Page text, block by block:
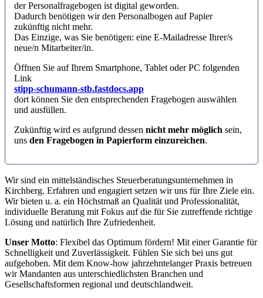
der Personalfragebogen ist digital geworden.
Dadurch benötigen wir den Personalbogen auf Papier
zukünftig nicht mehr.
Das Einzige, was Sie benötigen: eine E-Mailadresse Ihrer/s
neue/n Mitarbeiter/in.
Öffnen Sie auf Ihrem Smartphone, Tablet oder PC folgenden
Link
stipp-schumann-stb.fastdocs.app
dort können Sie den entsprechenden Fragebogen auswählen
und ausfüllen.
Zukünftig wird es aufgrund dessen nicht mehr möglich sein,
uns den Fragebogen in Papierform einzureichen.
Wir sind ein mittelständisches Steuerberatungsunternehmen in
Kirchberg. Erfahren und engagiert setzen wir uns für Ihre Ziele ein.
Wir bieten u. a. ein Höchstmaß an Qualität und Professionalität,
individuelle Beratung mit Fokus auf die für Sie zutreffende richtige
Lösung und natürlich Ihre Zufriedenheit.
Unser Motto: Flexibel das Optimum fördern! Mit einer Garantie für
Schnelligkeit und Zuverlässigkeit. Fühlen Sie sich bei uns gut
aufgehoben. Mit dem Know-how jahrzehntelanger Praxis betreuen
wir Mandanten aus unterschiedlichsten Branchen und
Gesellschaftsformen regional und deutschlandweit.